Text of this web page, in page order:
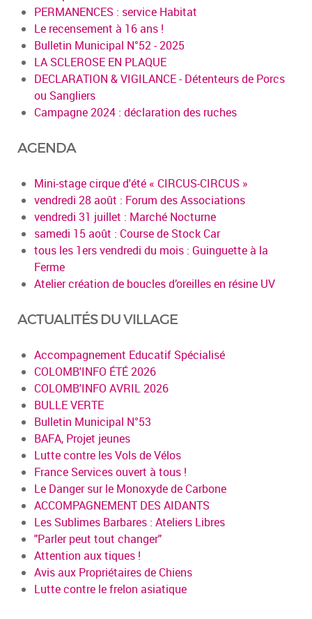
PERMANENCES : service Habitat
Le recensement à 16 ans !
Bulletin Municipal N°52 - 2025
LA SCLEROSE EN PLAQUE
DECLARATION & VIGILANCE - Détenteurs de Porcs
ou Sangliers
Campagne 2024 : déclaration des ruches
AGENDA
Mini-stage cirque d'été « CIRCUS-CIRCUS »
vendredi 28 août : Forum des Associations
vendredi 31 juillet : Marché Nocturne
samedi 15 août : Course de Stock Car
tous les 1ers vendredi du mois : Guinguette à la
Ferme
Atelier création de boucles d’oreilles en résine UV
ACTUALITÉS DU VILLAGE
Accompagnement Educatif Spécialisé
COLOMB'INFO ÉTÉ 2026
COLOMB'INFO AVRIL 2026
BULLE VERTE
Bulletin Municipal N°53
BAFA, Projet jeunes
Lutte contre les Vols de Vélos
France Services ouvert à tous !
Le Danger sur le Monoxyde de Carbone
ACCOMPAGNEMENT DES AIDANTS
Les Sublimes Barbares : Ateliers Libres
"Parler peut tout changer"
Attention aux tiques !
Avis aux Propriétaires de Chiens
Lutte contre le frelon asiatique